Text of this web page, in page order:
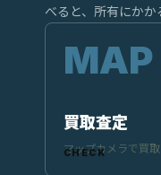
べると、所有にかか
買取査定
マップカメラで買